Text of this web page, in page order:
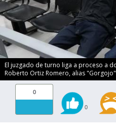
El juzgado de turno liga a proceso a
Roberto Ortiz Romero, alias
0
0